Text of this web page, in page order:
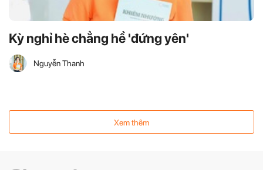
Kỳ nghỉ hè chẳng hề 'đứng yên'
Nguyễn Thanh
Xem thêm